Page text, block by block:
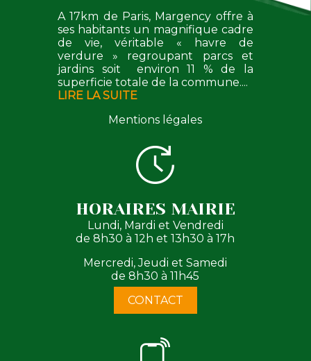
A 17km de Paris, Margency offre à
ses habitants un magnifique cadre
de vie, véritable « havre de
verdure » regroupant parcs et
jardins soit environ 11 % de la
superficie totale de la commune....
LIRE LA SUITE
Mentions légales
HORAIRES MAIRIE
Lundi, Mardi et Vendredi
de 8h30 à 12h et 13h30 à 17h
Mercredi, Jeudi et Samedi
de 8h30 à 11h45
CONTACT